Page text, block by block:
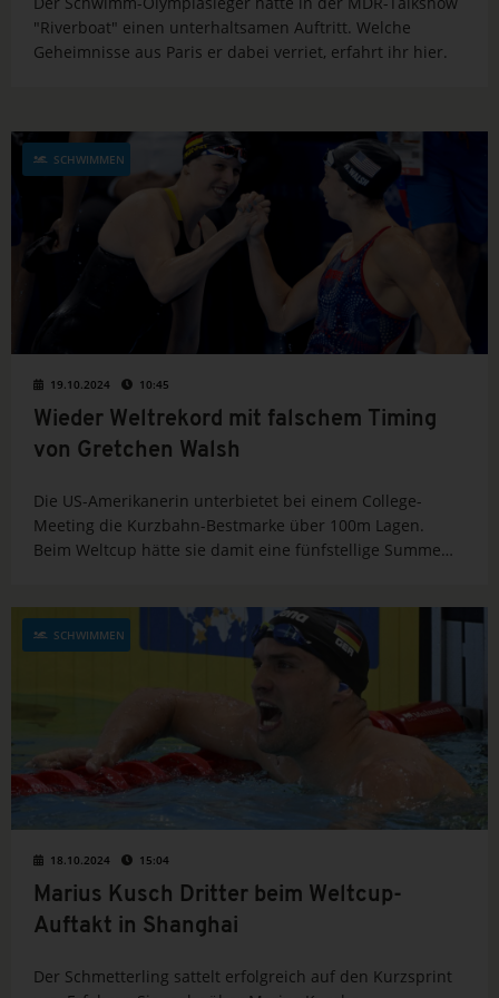
"Riverboat" einen unterhaltsamen Auftritt. Welche
Geheimnisse aus Paris er dabei verriet, erfahrt ihr hier.
SCHWIMMEN
19.10.2024 10:45
Wieder Weltrekord mit falschem Timing
von Gretchen Walsh
Die US-Amerikanerin unterbietet bei einem College-
Meeting die Kurzbahn-Bestmarke über 100m Lagen.
Beim Weltcup hätte sie damit eine fünfstellige Summe
anderen Ort aufstellen sollen.
SCHWIMMEN
18.10.2024 15:04
Marius Kusch Dritter beim Weltcup-
Auftakt in Shanghai
Der Schmetterling sattelt erfolgreich auf den Kurzsprint